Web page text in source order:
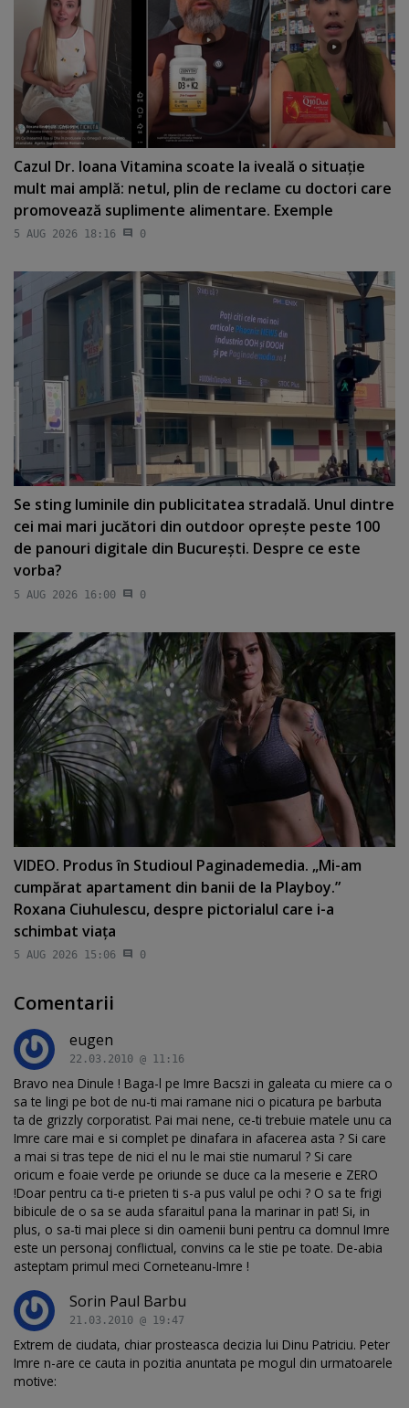
Cazul Dr. Ioana Vitamina scoate la iveală o situaţie
mult mai amplă: netul, plin de reclame cu doctori care
promovează suplimente alimentare. Exemple
5 AUG 2026 18:16 0
Se sting luminile din publicitatea stradală. Unul dintre
cei mai mari jucători din outdoor opreşte peste 100
de panouri digitale din Bucureşti. Despre ce este
vorba?
5 AUG 2026 16:00 0
VIDEO. Produs în Studioul Paginademedia. „Mi-am
cumpărat apartament din banii de la Playboy.”
Roxana Ciuhulescu, despre pictorialul care i-a
schimbat viaţa
5 AUG 2026 15:06 0
Comentarii
eugen
22.03.2010 @ 11:16
Bravo nea Dinule ! Baga-l pe Imre Bacszi in galeata cu miere ca o
sa te lingi pe bot de nu-ti mai ramane nici o picatura pe barbuta
ta de grizzly corporatist. Pai mai nene, ce-ti trebuie matele unu ca
Imre care mai e si complet pe dinafara in afacerea asta ? Si care
a mai si tras tepe de nici el nu le mai stie numarul ? Si care
oricum e foaie verde pe oriunde se duce ca la meserie e ZERO
!Doar pentru ca ti-e prieten ti s-a pus valul pe ochi ? O sa te frigi
bibicule de o sa se auda sfaraitul pana la marinar in pat! Si, in
plus, o sa-ti mai plece si din oamenii buni pentru ca domnul Imre
este un personaj conflictual, convins ca le stie pe toate. De-abia
asteptam primul meci Corneteanu-Imre !
Sorin Paul Barbu
21.03.2010 @ 19:47
Extrem de ciudata, chiar prosteasca decizia lui Dinu Patriciu. Peter
Imre n-are ce cauta in pozitia anuntata pe mogul din urmatoarele
motive: